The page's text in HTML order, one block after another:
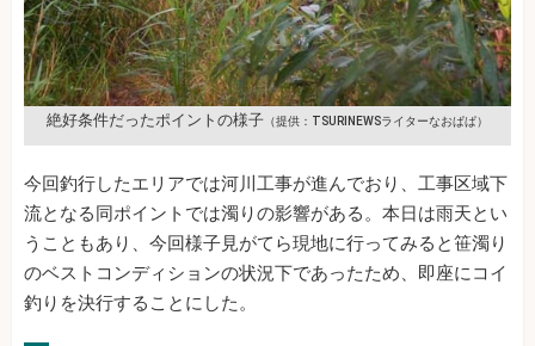
絶好条件だったポイントの様子 （提供：TSURINEWSライターなおぱぱ）
今回釣行したエリアでは河川工事が進んでおり、工事区域下
流となる同ポイントでは濁りの影響がある。本日は雨天とい
うこともあり、今回様子見がてら現地に行ってみると笹濁り
のベストコンディションの状況下であったため、即座にコイ
釣りを決行することにした。